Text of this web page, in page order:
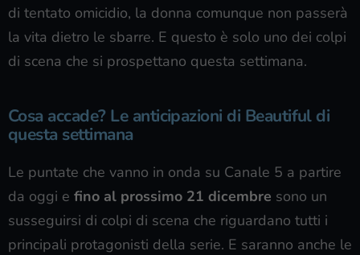
di tentato omicidio, la donna comunque non passerà
la vita dietro le sbarre. E questo è solo uno dei colpi
di scena che si prospettano questa settimana.
Cosa accade? Le anticipazioni di Beautiful di
questa settimana
Le puntate che vanno in onda su Canale 5 a partire
da oggi e fino al prossimo 21 dicembre sono un
susseguirsi di colpi di scena che riguardano tutti i
principali protagonisti della serie. E saranno anche le